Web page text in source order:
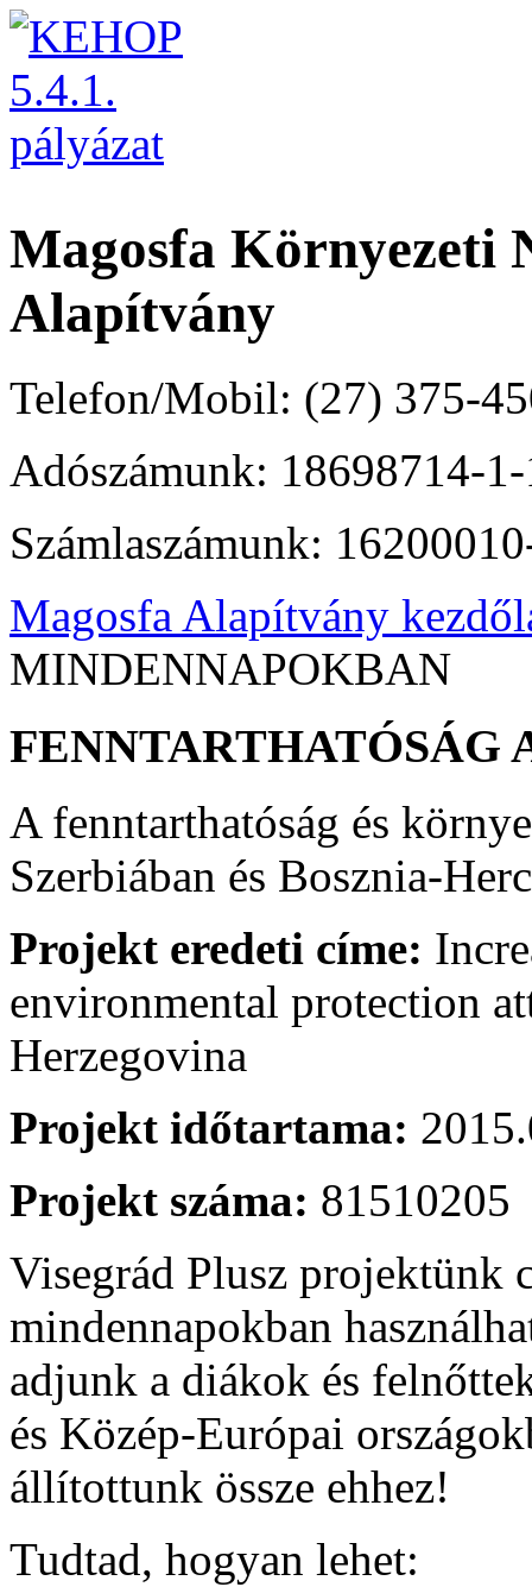
Magosfa Környezeti
Alapítvány
Telefon/Mobil: (27) 375-
Adószámunk: 18698714-
Számlaszámunk:
Magosfa Alapítvány
MINDENNAPOKBAN
FENNTARTHATÓSÁG
A fenntarthatóság és
Szerbiában és Bosznia-
Projekt eredeti címe:
environmental protection
Herzegovina
Projekt időtartama:
Projekt száma: 81510205
Visegrád Plusz projektünk
mindennapokban
adjunk a diákok és
és Közép-Európai
állítottunk össze ehhez!
Tudtad, hogyan lehet: